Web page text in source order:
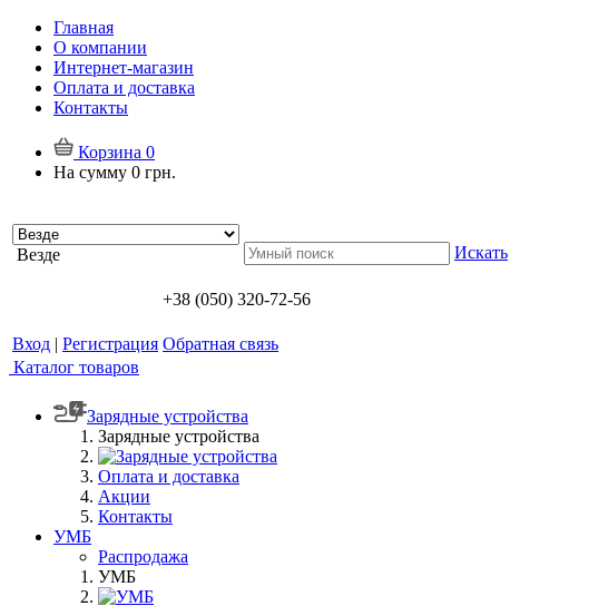
Главная
О компании
Интернет-магазин
Оплата и доставка
Контакты
Корзина 0
На сумму 0 грн.
Везде Искать
+38 (050) 320-72-56
Вход | Регистрация Обратная связь
Каталог товаров
Зарядные устройства
Зарядные устройства
Оплата и доставка
Акции
Контакты
УМБ
Распродажа
УМБ